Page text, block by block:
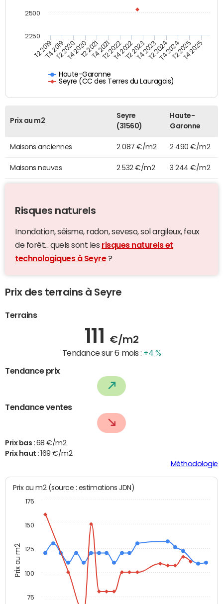
Haute-Garonne
Seyre (CC des Terres du Lauragais)
T2 2019T4 2019T2 2020T4 2020T2 2021T4 2021T2 2022T4 2022T2 2023T4 2023T2 2024T4 2024T2 2025T4 2025
2250
2500
Prix au m2
Seyre
(31560)
Haute-
Garonne
Maisons anciennes 2 087 €/m2 2 490 €/m2
Maisons neuves 2 532 €/m2 3 244 €/m2
Risques naturels
Inondation, séisme, radon, seveso, sol argileux, feux
de forêt... quels sont les risques naturels et
technologiques à Seyre?
Prix des terrains à Seyre
Terrains
111 €/m2
Tendance sur 6 mois : +4 %
Tendance prix
Tendance ventes
Prix bas : 68 €/m2
Prix haut : 169 €/m2
Méthodologie
Prix au m2
Prix au m2 (source : estimations JDN)
75
100
125
150
175